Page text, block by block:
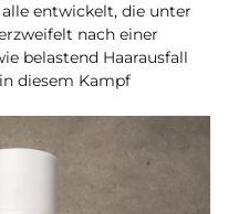
entwickelt, die unter
nach einer
belastend Haarausfall
diesem Kampf